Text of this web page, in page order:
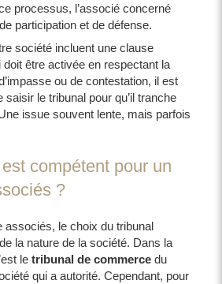
processus, l’associé concerné
participation et de défense.
société incluent une clause
doit être activée en respectant la
ou de contestation, il est
le tribunal pour qu’il tranche
issue souvent lente, mais parfois
compétent pour un
?
associés, le choix du tribunal
la nature de la société. Dans la
le tribunal de commerce du
qui a autorité. Cependant, pour